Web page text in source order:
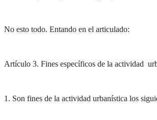
No esto todo. Entando en el articulado:
Artículo 3. Fines específicos de la actividad
1. Son fines de la actividad urbanística los